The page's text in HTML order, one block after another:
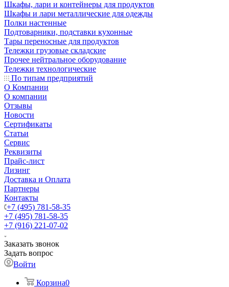
Шкафы, лари и контейнеры для продуктов
Шкафы и лари металлические для одежды
Полки настенные
Подтоварники, подставки кухонные
Тары переносные для продуктов
Тележки грузовые складские
Прочее нейтральное оборудование
Тележки технологические
По типам предприятий
О Компании
О компании
Отзывы
Новости
Сертификаты
Статьи
Сервис
Реквизиты
Прайс-лист
Лизинг
Доставка и Оплата
Партнеры
Контакты
+7 (495) 781-58-35
+7 (495) 781-58-35
+7 (916) 221-07-02
Заказать звонок
Задать вопрос
Войти
Корзина0